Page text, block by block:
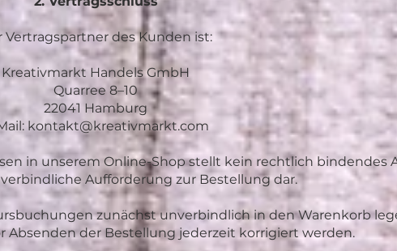
Vertragspartner des Kunden ist:
Kreativmarkt Handels GmbH
Quarree 8–10
22041 Hamburg
kontakt@kreativmarkt.com
in unserem Online-Shop stellt kein rechtlich bindendes
Aufforderung zur Bestellung dar.
zunächst unverbindlich in den Warenkorb
Absenden der Bestellung jederzeit korrigiert werden.